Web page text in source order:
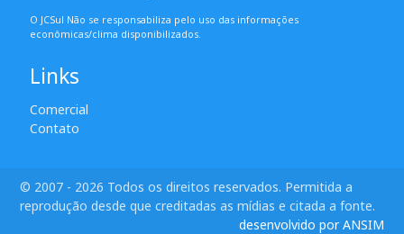
O JCSul Não se responsabiliza pelo uso das informações
econômicas/clima disponibilizados.
Links
Comercial
Contato
© 2007 - 2026 Todos os direitos reservados. Permitida a
reprodução desde que creditadas as mídias e citada a fonte.
desenvolvido por ANSIM